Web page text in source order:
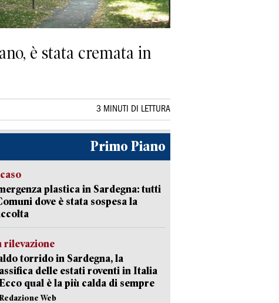
è stata cremata in
3 MINUTI DI LETTURA
Primo Piano
plastica in Sardegna: tutti
dove è stata sospesa la
rilevazione
torrido in Sardegna, la
delle estati roventi in Italia
qual è la più calda di sempre
Web